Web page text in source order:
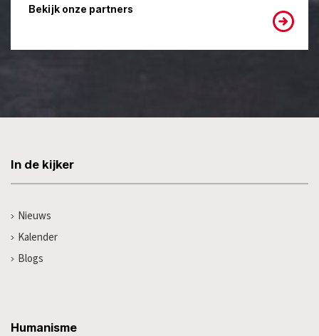
Bekijk onze partners
In de kijker
Nieuws
Kalender
Blogs
Humanisme